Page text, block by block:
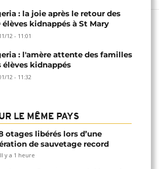
: la joie après le retour des
élèves kidnappés à St Mary
12 - 11:01
: l'amère attente des familles
élèves kidnappés
12 - 11:32
LE MÊME PAYS
otages libérés lors d’une
de sauvetage record
Il y a 1 heure